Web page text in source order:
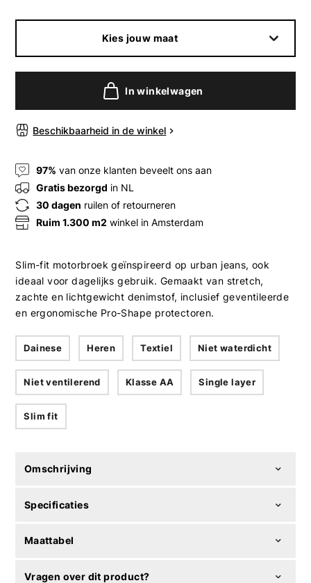
Kies jouw maat
In winkelwagen
Beschikbaarheid in de winkel
97% van onze klanten beveelt ons aan
Gratis bezorgd in NL
30 dagen ruilen of retourneren
Ruim 1.300 m2 winkel in Amsterdam
Slim-fit motorbroek geïnspireerd op urban jeans, ook
ideaal voor dagelijks gebruik. Gemaakt van stretch,
zachte en lichtgewicht denimstof, inclusief geventileerde
en ergonomische Pro-Shape protectoren.
Dainese Heren Textiel Niet waterdicht
Niet ventilerend Klasse AA Single layer
Slim fit
Omschrijving
Specificaties
Maattabel
Vragen over dit product?